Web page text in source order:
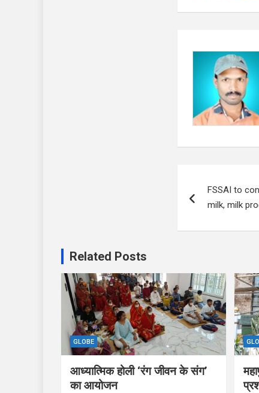
FSSAI to
milk, milk
Related Posts
GLOBE
आध्यात्मिक होली ‘रंग जीवन के संग’
का आयोजन